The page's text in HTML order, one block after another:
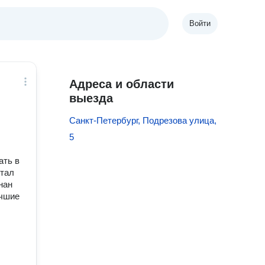
Войти
в
Адреса и области
выезда
Санкт-Петербург, Подрезова улица,
5